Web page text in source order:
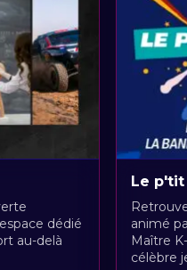
dédié
au-delà
Le p'tit
animé
Maître
célèbre